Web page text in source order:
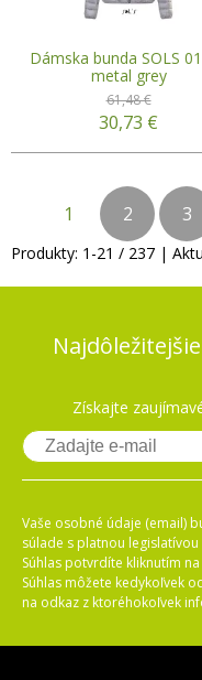
Dámska bunda SOLS
metal grey
61,48 €
30,73 €
1 2 3
Produkty: 1 -21 / 237 |
Získajte
Vaše osobné údaje (email)
súlade s platnou
Súhlas potvrdíte kliknutím
Súhlas môžete kedykoľvek
na odkaz z ktoréhokoľvek